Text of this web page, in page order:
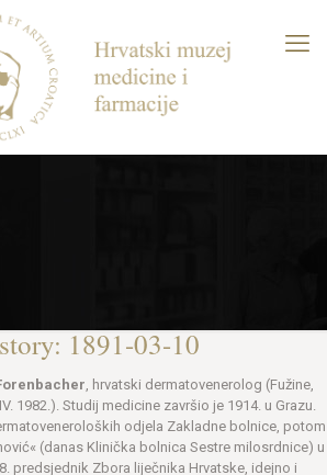
1891-03-10
, hrvatski dermatovenerolog (Fužine,
1982.). Studij medicine završio je 1914. u Grazu.
odjela Zakladne bolnice, potom
(danas Klinička bolnica Sestre milosrdnice) u
predsjednik Zbora liječnika Hrvatske, idejno i